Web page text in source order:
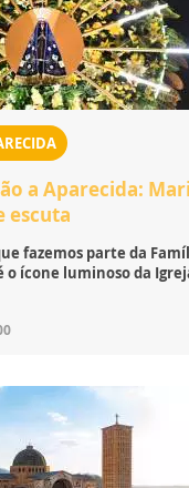
a Aparecida:
escuta
fazemos parte da
o ícone luminoso da